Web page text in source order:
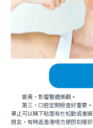
變黃，影響整體美觀。
第三，口腔定期檢查好重要。
單止可以睇下貼面有冇松動或者
朋友，有時返香港唔方便即刻複